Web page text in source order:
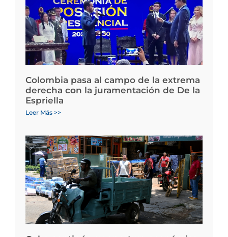
Colombia pasa al campo de la extrema
derecha con la juramentación de De la
Espriella
Leer Más >>